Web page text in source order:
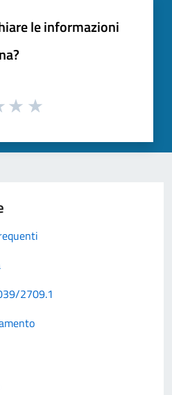
le informazioni
2709.1